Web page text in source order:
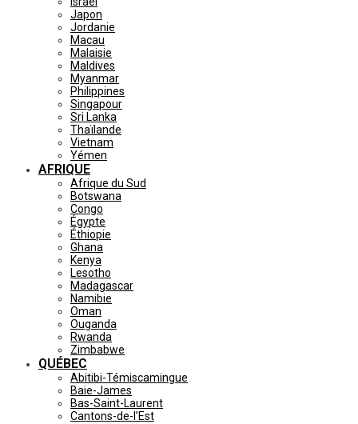
Japon
Jordanie
Macau
Malaisie
Maldives
Myanmar
Philippines
Singapour
Sri Lanka
Thaïlande
Vietnam
Yémen
AFRIQUE
Afrique du Sud
Botswana
Congo
Égypte
Éthiopie
Ghana
Kenya
Lesotho
Madagascar
Namibie
Oman
Ouganda
Rwanda
Zimbabwe
QUÉBEC
Abitibi-Témiscamingue
Baie-James
Bas-Saint-Laurent
Cantons-de-l’Est